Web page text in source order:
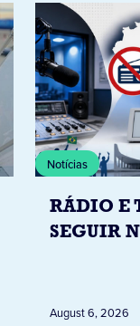
Notícias
RÁDIO E
SEGUIR
DESTA
August 6, 2026